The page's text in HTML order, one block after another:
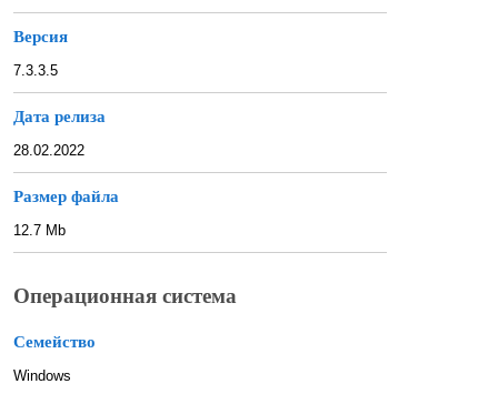
Версия
7.3.3.5
Дата релиза
28.02.2022
Размер файла
12.7 Mb
Операционная система
Семейство
Windows